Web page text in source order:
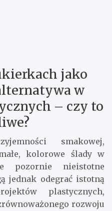
jako
w
– czy to
smakowej,
kolorowe ślady w
pozornie nieistotne
jednak odegrać istotną
plastycznych,
rozwoju